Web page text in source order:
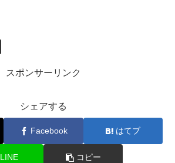
スポンサーリンク
シェアする
Facebook はてブ
LINE コピー